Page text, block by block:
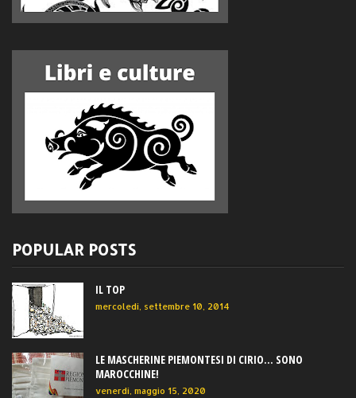
POPULAR POSTS
IL TOP
mercoledì, settembre 10, 2014
LE MASCHERINE PIEMONTESI DI CIRIO... SONO
MAROCCHINE!
venerdì, maggio 15, 2020